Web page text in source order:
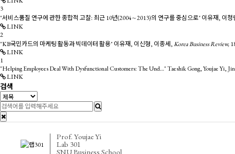
3
"서비스품질 연구에 관한 종합적 고찰: 최근 10년(2004∼2013)의 연구를 중심으로"이유재, 이청
LINK
2
"KB국민카드의 마케팅 활동과 빅데이터 활용"이유재, 이신형, 이종세,Korea Business Review,
LINK
1
"Helping Employees Deal With Dysfunctional Customers: The Und…"Taeshik Gong, Youjae Yi,
LINK
검색
Prof. Youjae Yi
Lab 301
SNU Business School